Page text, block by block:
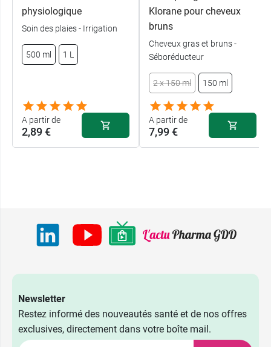
physiologique
Soin des plaies - Irrigation
500 ml 1 L
A partir de
2,89 €
Klorane pour cheveux
bruns
Cheveux gras et bruns -
Séboréducteur
2 x 150 ml 150 ml
A partir de
7,99 €
Newsletter
Restez informé des nouveautés santé et de nos offres
exclusives, directement dans votre boîte mail.